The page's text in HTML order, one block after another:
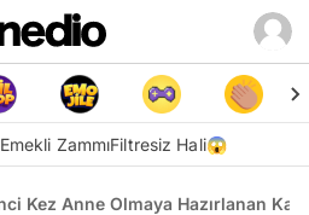
Emekli ZammıFiltresiz Hali😱
Kez Anne Olmaya Hazırlanan